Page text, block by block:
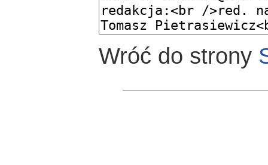
Wróć do strony